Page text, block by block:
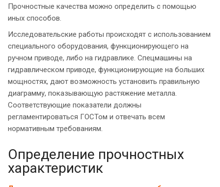
Прочностные качества можно определить с помощью
иных способов.
Исследовательские работы происходят с использованием
специального оборудования, функционирующего на
ручном приводе, либо на гидравлике. Спецмашины на
гидравлическом приводе, функционирующие на больших
мощностях, дают возможность установить правильную
диаграмму, показывающую растяжение металла.
Соответствующие показатели должны
регламентироваться ГОСТом и отвечать всем
нормативным требованиям.
Определение прочностных
характеристик